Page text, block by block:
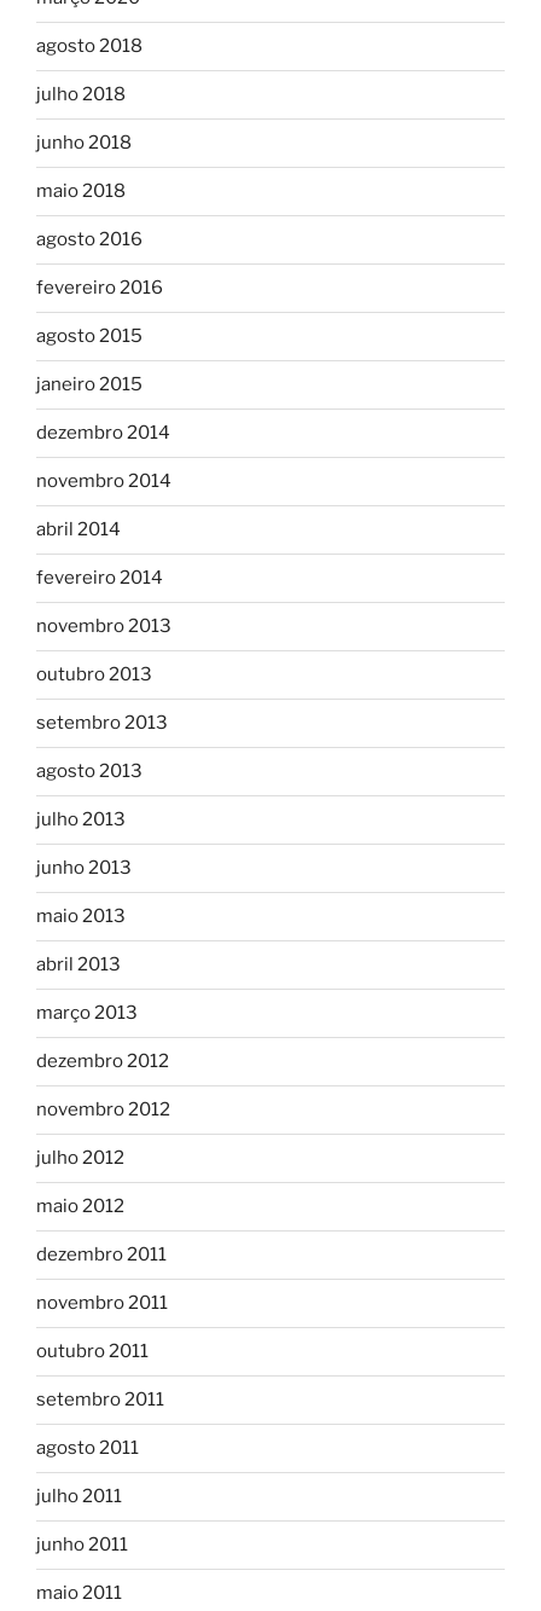
agosto 2018
julho 2018
junho 2018
maio 2018
agosto 2016
fevereiro 2016
agosto 2015
janeiro 2015
dezembro 2014
novembro 2014
abril 2014
fevereiro 2014
novembro 2013
outubro 2013
setembro 2013
agosto 2013
julho 2013
junho 2013
maio 2013
abril 2013
março 2013
dezembro 2012
novembro 2012
julho 2012
maio 2012
dezembro 2011
novembro 2011
outubro 2011
setembro 2011
agosto 2011
julho 2011
junho 2011
maio 2011